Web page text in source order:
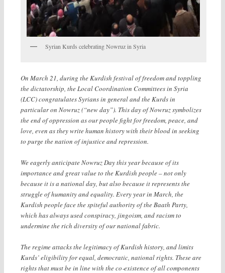
Syrian Kurds celebrating Nowruz in Syria
On March 21, during the Kurdish festival of freedom and toppling
the dictatorship, the Local Coordination Committees in Syria
(LCC) congratulates Syrians in general and the Kurds in
particular on Nowruz (“new day”). This day of Nowruz symbolizes
the end of oppression as our people fight for freedom, peace, and
love, even as they write human history with their blood in seeking
to purge the nation of injustice and repression.
We eagerly anticipate Nowruz Day this year because of its
importance and great value to the Kurdish people – not only
because it is a national day, but also because it represents the
struggle of humanity and equality. Every year in March, the
Kurdish people face the spiteful authority of the Baath Party,
which has always used conspiracy, jingoism, and racism to
undermine the rich diversity of our national fabric.
The regime attacks the legitimacy of Kurdish history, and limits
Kurds’ eligibility for equal, democratic, national rights. These are
rights that must be in line with the co‐existence of all components